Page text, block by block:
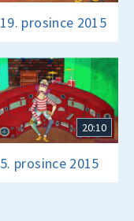
19. prosince 2015
20:10
5. prosince 2015